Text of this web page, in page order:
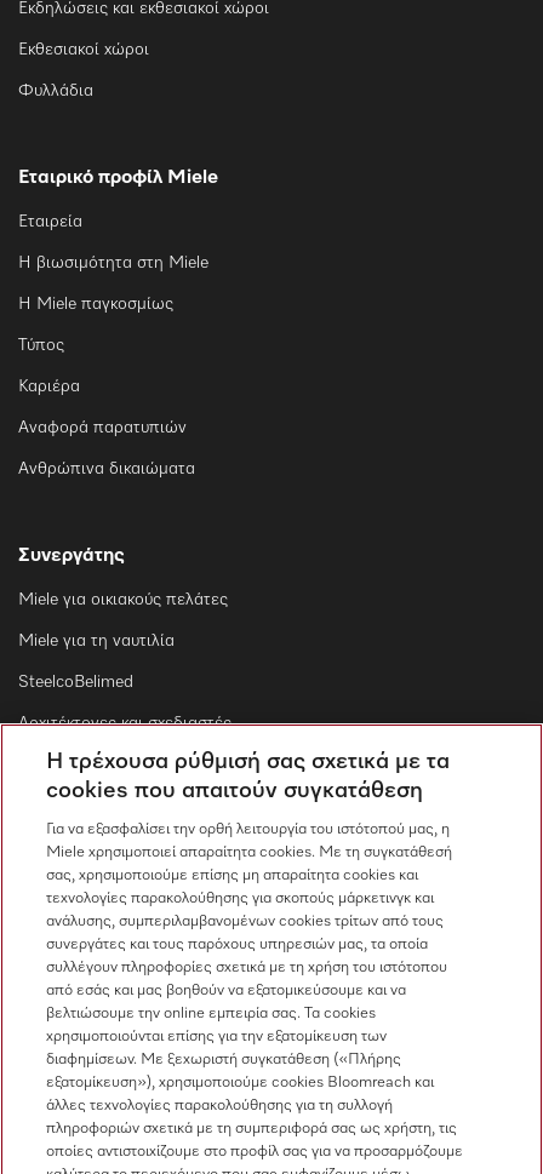
Εκδηλώσεις και εκθεσιακοί χώροι
Εκθεσιακοί χώροι
Φυλλάδια
Εταιρικό προφίλ Miele
Εταιρεία
Η βιωσιμότητα στη Miele
Η Miele παγκοσμίως
Τύπος
Καριέρα
Αναφορά παρατυπιών
Ανθρώπινα δικαιώματα
Συνεργάτης
Miele για οικιακούς πελάτες
Miele για τη ναυτιλία
SteelcoBelimed
Αρχιτέκτονες και σχεδιαστές
Για εμπορικούς συνεργάτες
Επικοινωνία
Επισκόπηση επικοινωνίας
Πωλήσεις
210 6794444
Εξυπηρέτηση πελατών
210 6794444
Η τρέχουσα ρύθμισή σας σχετικά με τα
cookies που απαιτούν συγκατάθεση
Για να εξασφαλίσει την ορθή λειτουργία του ιστότοπού μας, η
Miele χρησιμοποιεί απαραίτητα cookies. Με τη συγκατάθεσή
σας, χρησιμοποιούμε επίσης μη απαραίτητα cookies και
τεχνολογίες παρακολούθησης για σκοπούς μάρκετινγκ και
ανάλυσης, συμπεριλαμβανομένων cookies τρίτων από τους
συνεργάτες και τους παρόχους υπηρεσιών μας, τα οποία
συλλέγουν πληροφορίες σχετικά με τη χρήση του ιστότοπου
από εσάς και μας βοηθούν να εξατομικεύσουμε και να
βελτιώσουμε την online εμπειρία σας. Τα cookies
χρησιμοποιούνται επίσης για την εξατομίκευση των
διαφημίσεων. Με ξεχωριστή συγκατάθεση («Πλήρης
εξατομίκευση»), χρησιμοποιούμε cookies Bloomreach και
άλλες τεχνολογίες παρακολούθησης για τη συλλογή
πληροφοριών σχετικά με τη συμπεριφορά σας ως χρήστη, τις
οποίες αντιστοιχίζουμε στο προφίλ σας για να προσαρμόζουμε